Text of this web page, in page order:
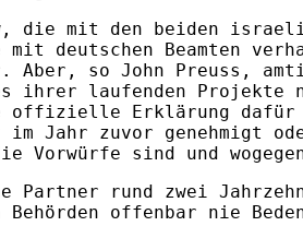
die mit den beiden
mit deutschen Beamten
Aber, so John Preuss,
ihrer laufenden Projekte
offizielle Erklärung
Jahr zuvor genehmigt
Vorwürfe sind und
Partner rund zwei
offenbar nie